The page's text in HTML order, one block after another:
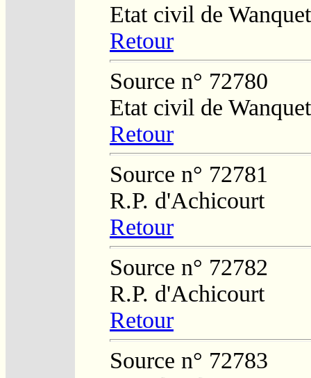
Etat civil de
Retour
Source n° 72780
Etat civil de
Retour
Source n° 72781
R.P. d'Achicourt
Retour
Source n° 72782
R.P. d'Achicourt
Retour
Source n° 72783